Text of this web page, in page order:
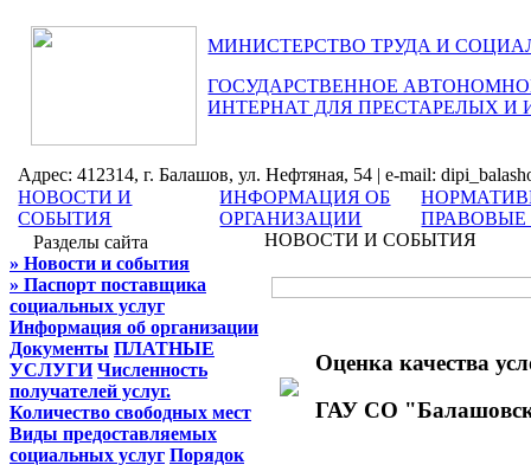
МИНИСТЕРСТВО ТРУДА И
ГОСУДАРСТВЕННОЕ
ИНТЕРНАТ ДЛЯ ПРЕСТАРЕЛЫХ И
Адрес: 412314, г. Балашов, ул. Нефтяная, 54 | e-mail:
НОВОСТИ И
СОБЫТИЯ
ИНФОРМАЦИЯ ОБ
ОРГАНИЗАЦИИ
Разделы сайта
» Новости и события
» Паспорт поставщика
социальных услуг
Информация об организации
Документы ПЛАТНЫЕ
УСЛУГИ Численность
получателей услуг.
Количество свободных мест
Виды предоставляемых
социальных услуг Порядок
НОВОСТИ И СОБЫТИЯ
Оценка качества
ГАУ СО